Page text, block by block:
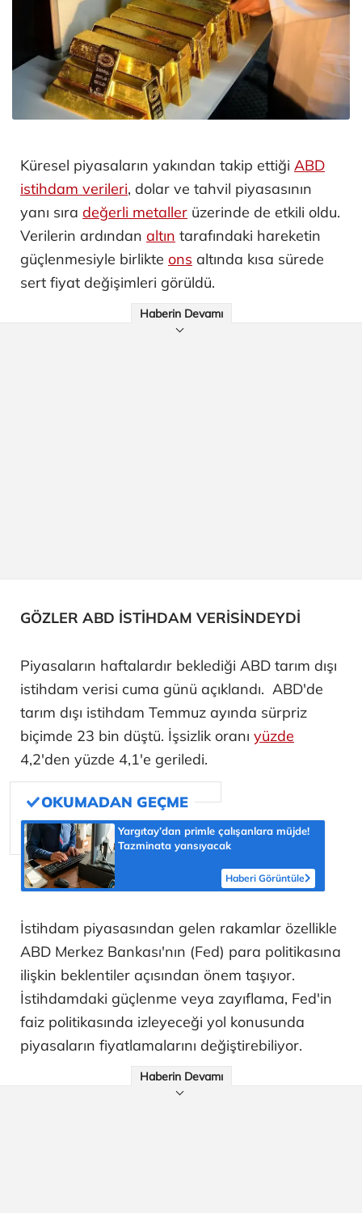
Küresel piyasaların yakından takip ettiği ABD
istihdam verileri, dolar ve tahvil piyasasının
yanı sıra değerli metaller üzerinde de etkili oldu.
Verilerin ardından altın tarafındaki hareketin
güçlenmesiyle birlikte ons altında kısa sürede
sert fiyat değişimleri görüldü.
Haberin Devamı
GÖZLER ABD İSTİHDAM VERİSİNDEYDİ
Piyasaların haftalardır beklediği ABD tarım dışı
istihdam verisi cuma günü açıklandı. ABD'de
tarım dışı istihdam Temmuz ayında sürpriz
biçimde 23 bin düştü. İşsizlik oranı yüzde
4,2'den yüzde 4,1'e geriledi.
Yargıtay’dan primle çalışanlara müjde!
Tazminata yansıyacak
Haberi Görüntüle
İstihdam piyasasından gelen rakamlar özellikle
ABD Merkez Bankası'nın (Fed) para politikasına
ilişkin beklentiler açısından önem taşıyor.
İstihdamdaki güçlenme veya zayıflama, Fed'in
faiz politikasında izleyeceği yol konusunda
piyasaların fiyatlamalarını değiştirebiliyor.
Haberin Devamı